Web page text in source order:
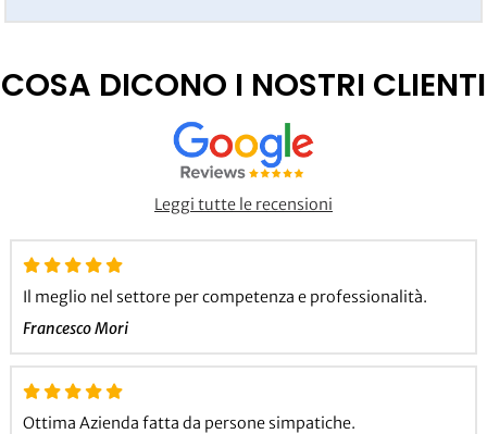
COSA DICONO I NOSTRI CLIENTI
Leggi tutte le recensioni
Il meglio nel settore per competenza e professionalità.
Francesco Mori
Ottima Azienda fatta da persone simpatiche.